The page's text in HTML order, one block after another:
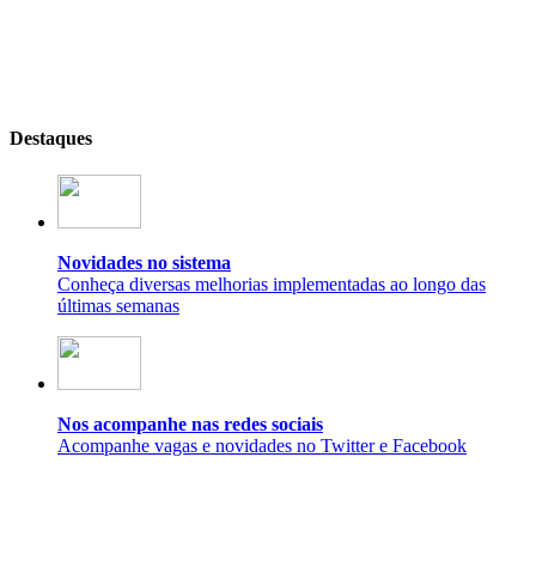
Destaques
Novidades no sistema
Conheça diversas melhorias implementadas ao longo das
últimas semanas
Nos acompanhe nas redes sociais
Acompanhe vagas e novidades no Twitter e Facebook